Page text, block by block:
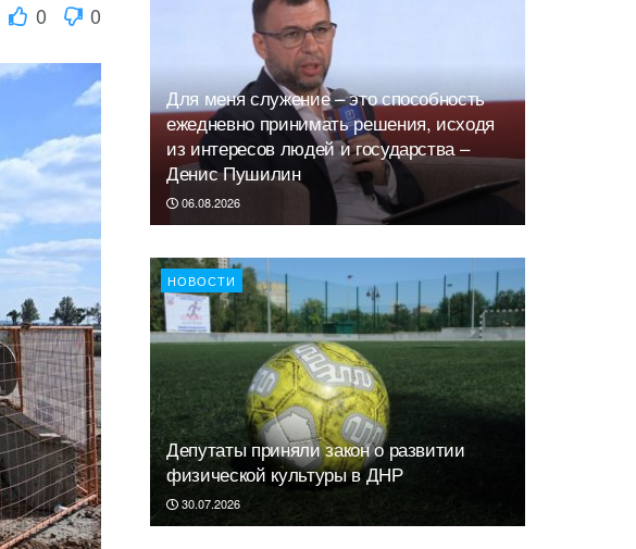
0 0
Для меня служение – это способность
ежедневно принимать решения, исходя
из интересов людей и государства –
Денис Пушилин
06.08.2026
НОВОСТИ
Депутаты приняли закон о развитии
физической культуры в ДНР
30.07.2026